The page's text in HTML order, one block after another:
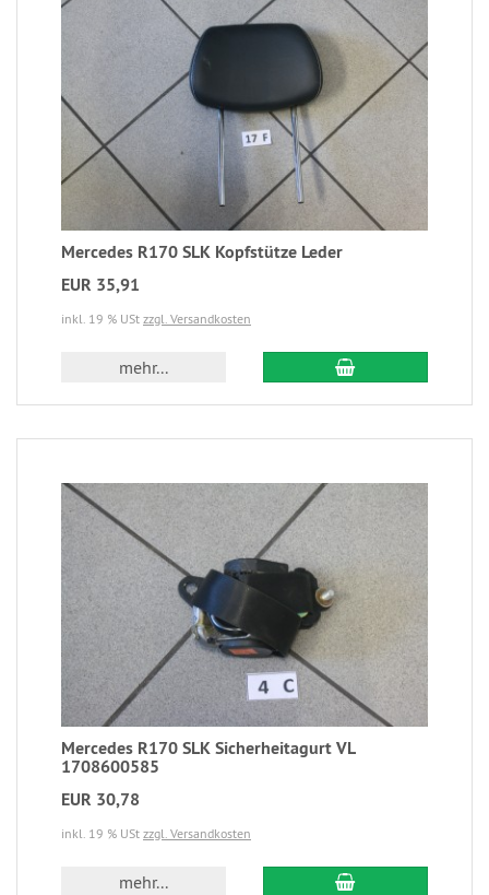
Mercedes R170 SLK Kopfstütze Leder
EUR 35,91
inkl. 19 % USt zzgl. Versandkosten
mehr...
Mercedes R170 SLK Sicherheitagurt VL
1708600585
EUR 30,78
inkl. 19 % USt zzgl. Versandkosten
mehr...